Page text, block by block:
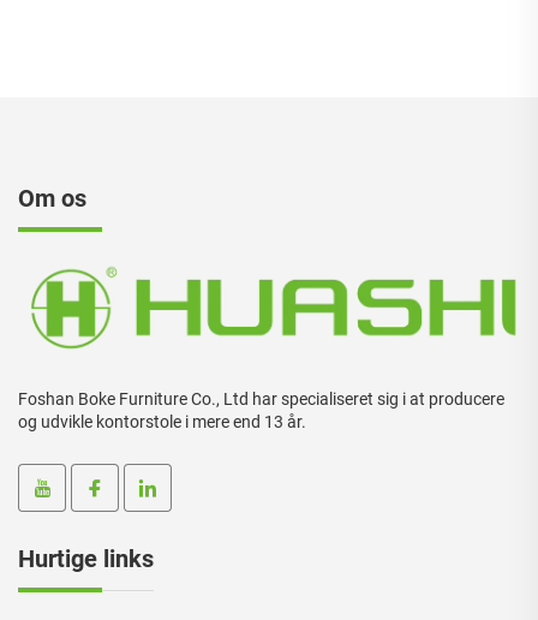
Om os
Foshan Boke Furniture Co., Ltd har specialiseret sig i at producere
og udvikle kontorstole i mere end 13 år.
Hurtige links